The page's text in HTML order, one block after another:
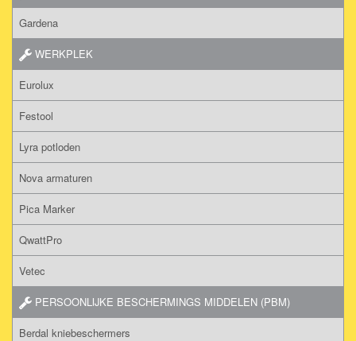
Gardena
WERKPLEK
Eurolux
Festool
Lyra potloden
Nova armaturen
Pica Marker
QwattPro
Vetec
PERSOONLIJKE BESCHERMINGS MIDDELEN (PBM)
Berdal kniebeschermers